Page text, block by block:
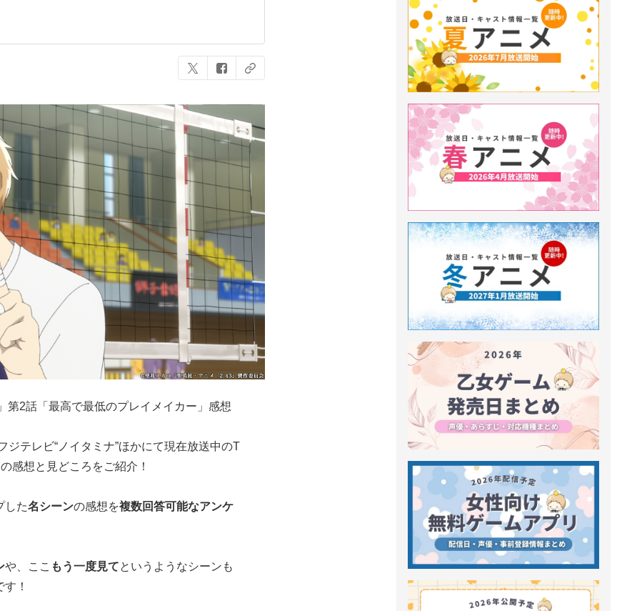
第2話「最高で最低のプレイメイカー」感想
テレビ“ノイタミナ”ほかにて現在放送中のT
感想と見どころをご紹介！
した名シーンの感想を複数回答可能なアンケ
や、ここ もう一度見てというようなシーンも
！